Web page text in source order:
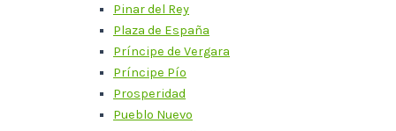
Pinar del Rey
Plaza de España
Príncipe de Vergara
Príncipe Pío
Prosperidad
Pueblo Nuevo